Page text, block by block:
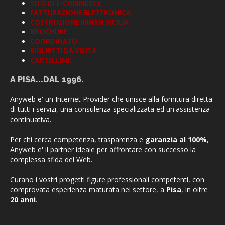
SITO DI E-COMMERCE
FATTURAZIONE ELETTRONICA
COSTRUZIONE INFISSI SICILIA
BROCHURE
COORDINATO
BIGLIETTI DA VISITA
CARTELLINE
A PISA...DAL 1996.
Anyweb e' un Internet Provider che unisce alla fornitura diretta
di tutti i servizi, una consulenza specializzata ed un'assistenza
continuativa.
Per chi cerca competenza, trasparenza e garanzia al 100%,
Anyweb e' il partner ideale per affrontare con successo la
complessa sfida del Web.
Curano i vostri progetti figure professionali competenti, con
comprovata esperienza maturata nel settore, a Pisa, in oltre
20 anni.